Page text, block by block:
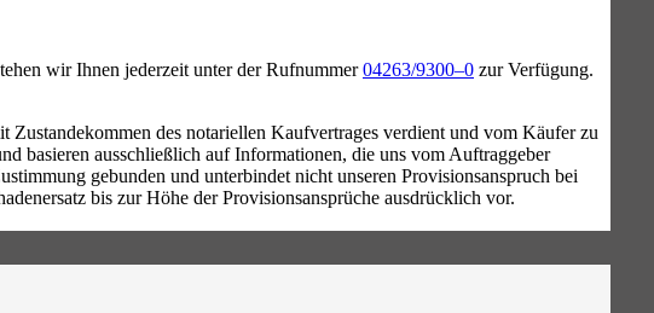
wir Ihnen jederzeit unter der Rufnummer04263/9300–0 zur Verfügung.
des notariellen Kaufvertrages verdient und vom Käufer zu
basieren ausschließlich auf Informationen, die uns vom Auftraggeber
gebunden und unterbindet nicht unseren Provisionsanspruch bei
bis zur Höhe der Provisionsansprüche ausdrücklich vor.